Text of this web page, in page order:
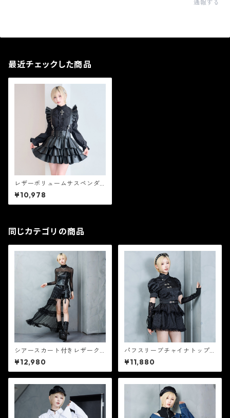
通報する
最近チェックした商品
レザーボリュームサスペンダ
ースカート ブラック 【CR103
66】
¥10,978
同じカテゴリの商品
シアースカート付きレザーク
ロスパンツ 【CR25376】
¥12,980
パフスリーブチャイナトップ
ス 【CR25375】
¥11,880